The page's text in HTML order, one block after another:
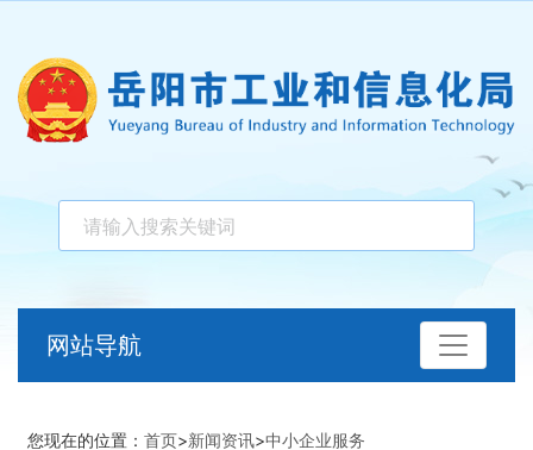
网站导航
您现在的位置： 首页>新闻资讯>中小企业服务